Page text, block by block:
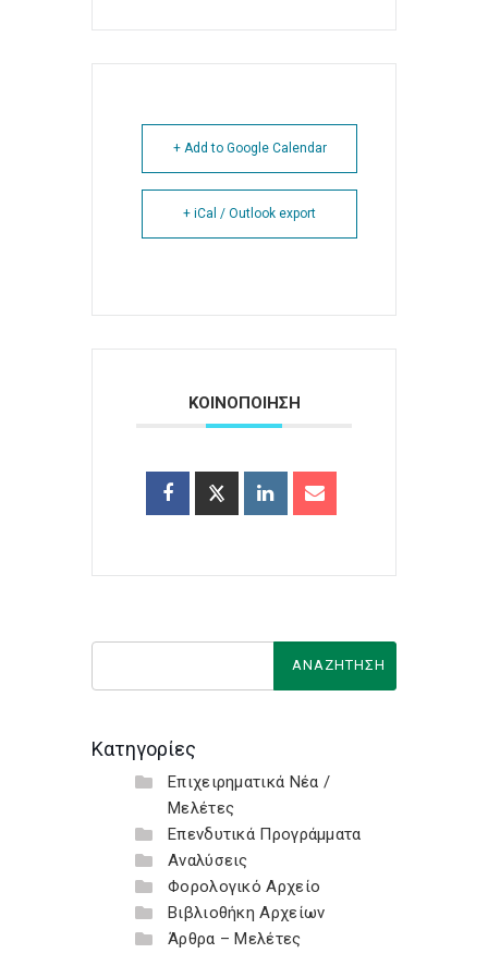
+ Add to Google Calendar
+ iCal / Outlook export
ΚΟΙΝΟΠΟΙΗΣΗ
Κατηγορίες
Επιχειρηματικά Νέα /
Μελέτες
Επενδυτικά Προγράμματα
Αναλύσεις
Φορολογικό Αρχείο
Βιβλιοθήκη Αρχείων
Άρθρα – Μελέτες